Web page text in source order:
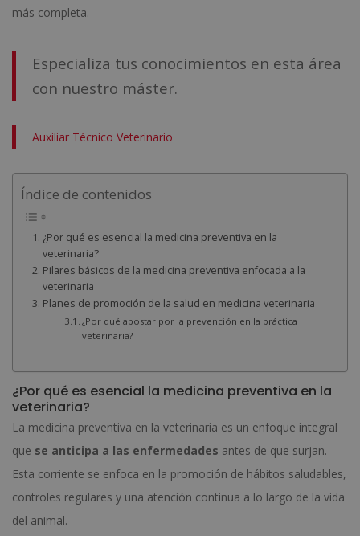
más completa.
Especializa tus conocimientos en esta área
con nuestro máster.
Auxiliar Técnico Veterinario
Índice de contenidos
¿Por qué es esencial la medicina preventiva en la
veterinaria?
Pilares básicos de la medicina preventiva enfocada a la
veterinaria
Planes de promoción de la salud en medicina veterinaria
¿Por qué apostar por la prevención en la práctica
veterinaria?
¿Por qué es esencial la medicina preventiva en la
veterinaria?
La medicina preventiva en la veterinaria es un enfoque integral
que se anticipa a las enfermedades antes de que surjan.
Esta corriente se enfoca en la promoción de hábitos saludables,
controles regulares y una atención continua a lo largo de la vida
del animal.